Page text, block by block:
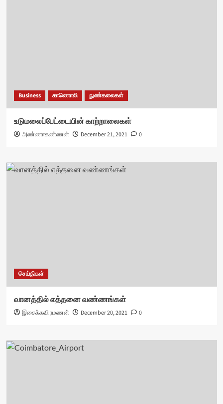
Business காணொலி நுண்கலைகள்
உடுமலைப்பேட்டையின் காற்றாலைகள்
அண்ணாகண்ணன் December 21, 2021 0
செய்திகள்
வானத்தில் எத்தனை வண்ணங்கள்
இசைக்கவி ரமணன் December 20, 2021 0